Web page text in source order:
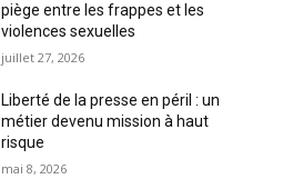
piège entre les frappes et les
violences sexuelles
juillet 27, 2026
Liberté de la presse en péril : un
métier devenu mission à haut
risque
mai 8, 2026